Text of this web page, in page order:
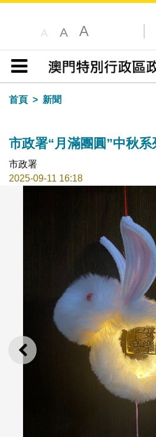
A A A
目錄
首頁
新聞
市政署“月滿團圓”中秋
市政署
2025-09-11 16:18
上一則